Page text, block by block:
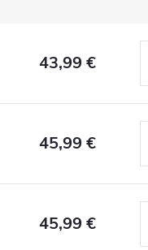
43,99 €
45,99 €
45,99 €